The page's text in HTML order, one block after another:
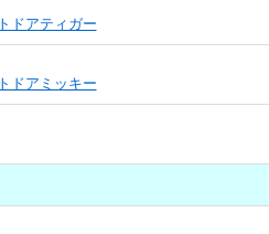
ドアティガー
ドアミッキー